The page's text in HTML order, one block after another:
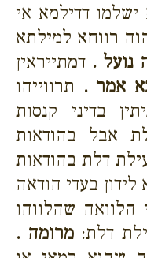
ישלמו דדילמא אי
רווחא למילתא
נועל . דמתייראין
אמר . תרווייהו
בדיני קנסות
אבל בהודאות
דלת בהודאות
לידון בעדי הודאה
הלוואה שהלווהו
דלת: מרומה .